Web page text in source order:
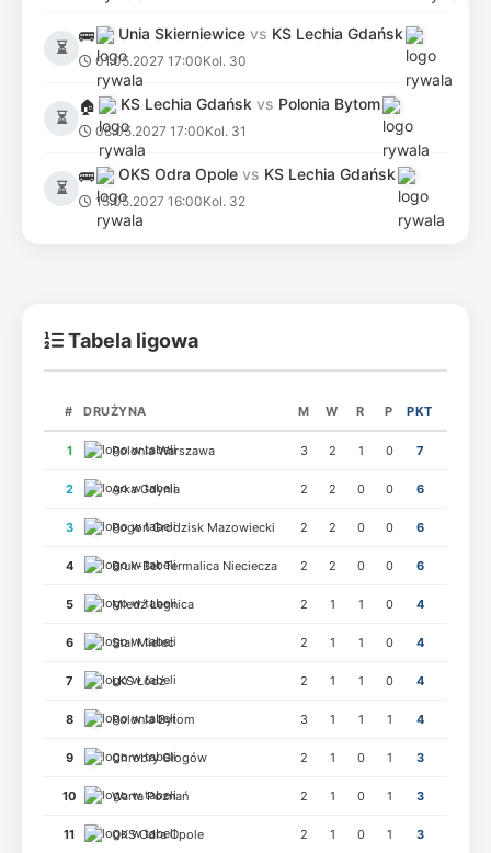
⏳
🚌 Unia Skierniewice vs KS Lechia Gdańsk
01.05.2027 17:00Kol. 30
⏳
🏠 KS Lechia Gdańsk vs Polonia Bytom
08.05.2027 17:00Kol. 31
⏳
🚌 OKS Odra Opole vs KS Lechia Gdańsk
15.05.2027 16:00Kol. 32
Tabela ligowa
# DRUŻYNA M W R P PKT
1 Polonia Warszawa 3 2 1 0 7
2 Arka Gdynia 2 2 0 0 6
3 Pogoń Grodzisk Mazowiecki 2 2 0 0 6
4 Bruk-Bet Termalica Nieciecza 2 2 0 0 6
5 Miedź Legnica 2 1 1 0 4
6 Stal Mielec 2 1 1 0 4
7 ŁKS Łódź 2 1 1 0 4
8 Polonia Bytom 3 1 1 1 4
9 Chrobry Głogów 2 1 0 1 3
10 Warta Poznań 2 1 0 1 3
11 OKS Odra Opole 2 1 0 1 3